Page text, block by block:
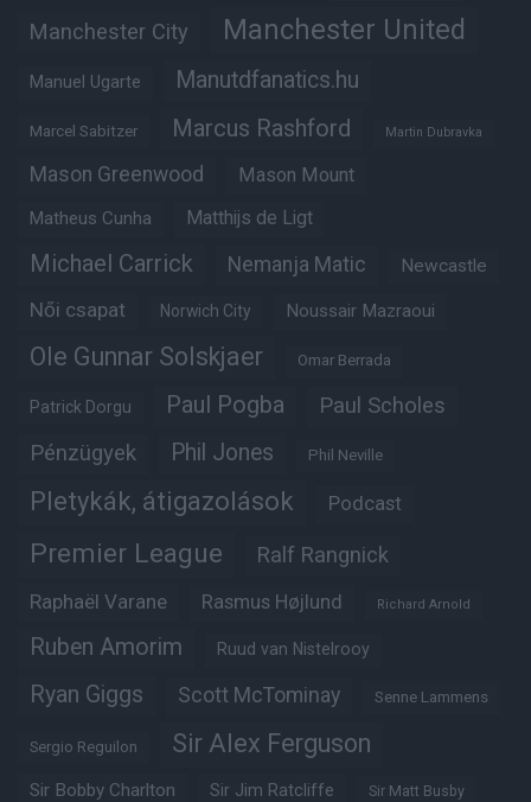
Manchester City Manchester United
Manuel Ugarte Manutdfanatics.hu
Marcel Sabitzer Marcus Rashford Martin Dubravka
Mason Greenwood Mason Mount
Matheus Cunha Matthijs de Ligt
Michael Carrick Nemanja Matic Newcastle
Női csapat Norwich City Noussair Mazraoui
Ole Gunnar Solskjaer Omar Berrada
Patrick Dorgu Paul Pogba Paul Scholes
Pénzügyek Phil Jones Phil Neville
Pletykák, átigazolások Podcast
Premier League Ralf Rangnick
Raphaël Varane Rasmus Højlund Richard Arnold
Ruben Amorim Ruud van Nistelrooy
Ryan Giggs Scott McTominay Senne Lammens
Sergio Reguilon Sir Alex Ferguson
Sir Bobby Charlton Sir Jim Ratcliffe Sir Matt Busby